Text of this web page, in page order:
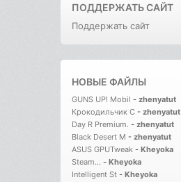
ПОДДЕРЖАТЬ САЙТ
Поддержать сайт
НОВЫЕ ФАЙЛЫ
GUNS UP! Mobil - zhenyatut
Крокодильчик С - zhenyatut
Day R Premium. - zhenyatut
Black Desert M - zhenyatut
ASUS GPUTweak - Kheyoka
Steam... - Kheyoka
Intelligent St - Kheyoka